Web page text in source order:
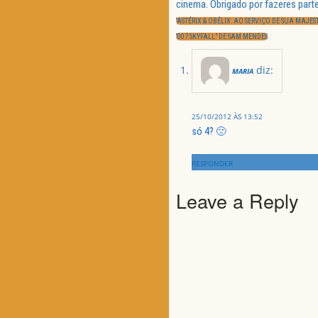
cinema. Obrigado por fazeres
Navegação
de
artigos
PREVIOUS
POST:
“ASTÉRIX & OBÉLIX: AO SERVIÇO DE SUA
NEXT
POST:
“007 SKYFALL” DE SAM MENDES
MARIA diz:
25/10/2012 ÀS 13:52
só 4? 🙁
RESPONDER
Leave a Reply